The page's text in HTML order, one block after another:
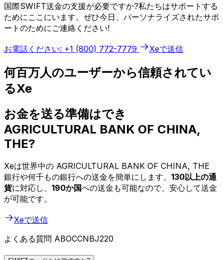
国際SWIFT送金の支援が必要ですか?私たちはサポートする
ためにここにいます。ぜひ今日、パーソナライズされたサポ
ートのためにご連絡ください!
お電話ください: +1 (800) 772-7779 Xeで送信
何百万人のユーザーから信頼されてい
るXe
お金を送る準備はでき
AGRICULTURAL BANK OF CHINA,
THE?
Xeは世界中の AGRICULTURAL BANK OF CHINA, THE
銀行や何千もの銀行への送金を簡単にします。 130以上の通
貨に対応し、 190か国への送金も可能なので、安心して送金
が可能です。
Xeで送信
よくある質問 ABOCCNBJ220